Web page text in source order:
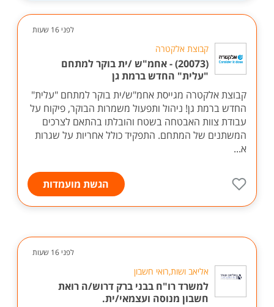
לפני 16 שעות
קבוצת אלקטרה
(20073) - אחמ"ש /ית בוקר למתחם
"עלית" החדש ברמת גן
קבוצת אלקטרה מגייסת אחמ"ש/ית בוקר למתחם "עלית"
החדש ברמת גן! ניהול ותפעול משמרות הבוקר, פיקוח על
עבודת צוות האבטחה בשטח והובלתו בהתאם לצרכים
המשתנים של המתחם. התפקיד כולל אחריות על שגרות
א...
הגשת מועמדות
לפני 16 שעות
אליאב ושות,רואי חשבון
למשרד רו"ח בבני ברק דרוש/ה רואת
חשבון מנוסה ועצמאי/ית.